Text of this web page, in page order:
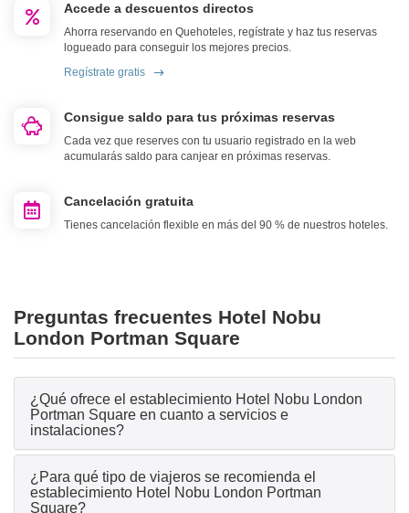
Accede a descuentos directos
Ahorra reservando en Quehoteles, regístrate y haz tus reservas
logueado para conseguir los mejores precios.
Regístrate gratis
Consigue saldo para tus próximas reservas
Cada vez que reserves con tu usuario registrado en la web
acumularás saldo para canjear en próximas reservas.
Cancelación gratuita
Tienes cancelación flexible en más del 90 % de nuestros hoteles.
Preguntas frecuentes Hotel Nobu
London Portman Square
¿Qué ofrece el establecimiento Hotel Nobu London
Portman Square en cuanto a servicios e
instalaciones?
¿Para qué tipo de viajeros se recomienda el
establecimiento Hotel Nobu London Portman
Square?